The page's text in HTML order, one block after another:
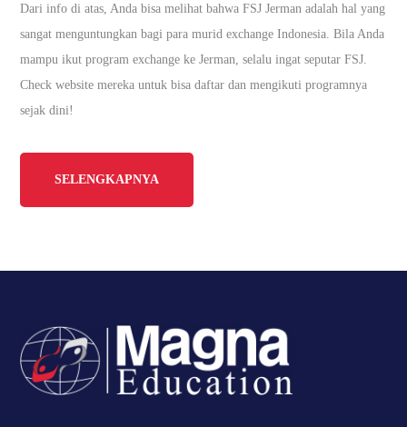
Dari info di atas, Anda bisa melihat bahwa FSJ Jerman adalah hal yang
sangat menguntungkan bagi para murid exchange Indonesia. Bila Anda
mampu ikut program exchange ke Jerman, selalu ingat seputar FSJ.
Check website mereka untuk bisa daftar dan mengikuti programnya
sejak dini!
SELENGKAPNYA